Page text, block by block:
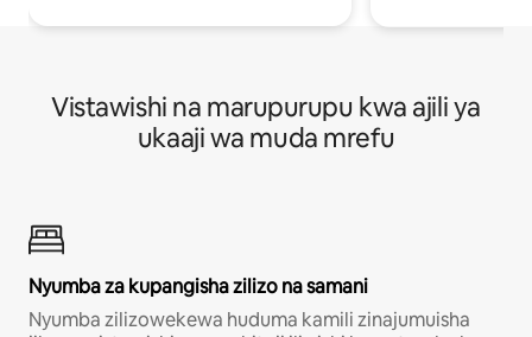
Vistawishi na marupurupu kwa ajili ya
ukaaji wa muda mrefu
Nyumba za kupangisha zilizo na samani
Nyumba zilizowekewa huduma kamili zinajumuisha